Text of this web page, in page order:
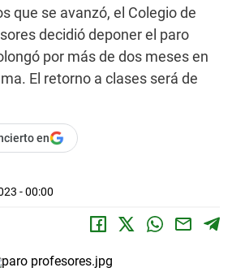
que se avanzó, el Colegio de
decidió deponer el paro
por más de dos meses en
El retorno a clases será de
en
- 00:00